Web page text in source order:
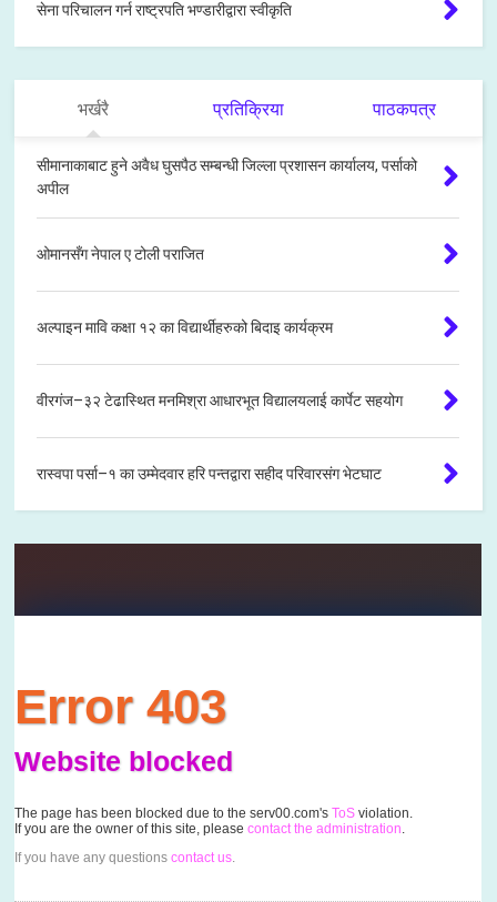
सेना परिचालन गर्न राष्ट्रपति भण्डारीद्वारा स्वीकृति
भर्खरै प्रतिक्रिया पाठकपत्र
सीमानाकाबाट हुने अवैध घुसपैठ सम्बन्धी जिल्ला प्रशासन कार्यालय, पर्साको
अपील
ओमानसँग नेपाल ए टोली पराजित
अल्पाइन मावि कक्षा १२ का विद्यार्थीहरुको बिदाइ कार्यक्रम
वीरगंज–३२ टेढास्थित मनमिश्रा आधारभूत विद्यालयलाई कार्पेट सहयोग
रास्वपा पर्सा–१ का उम्मेदवार हरि पन्तद्वारा सहीद परिवारसंग भेटघाट